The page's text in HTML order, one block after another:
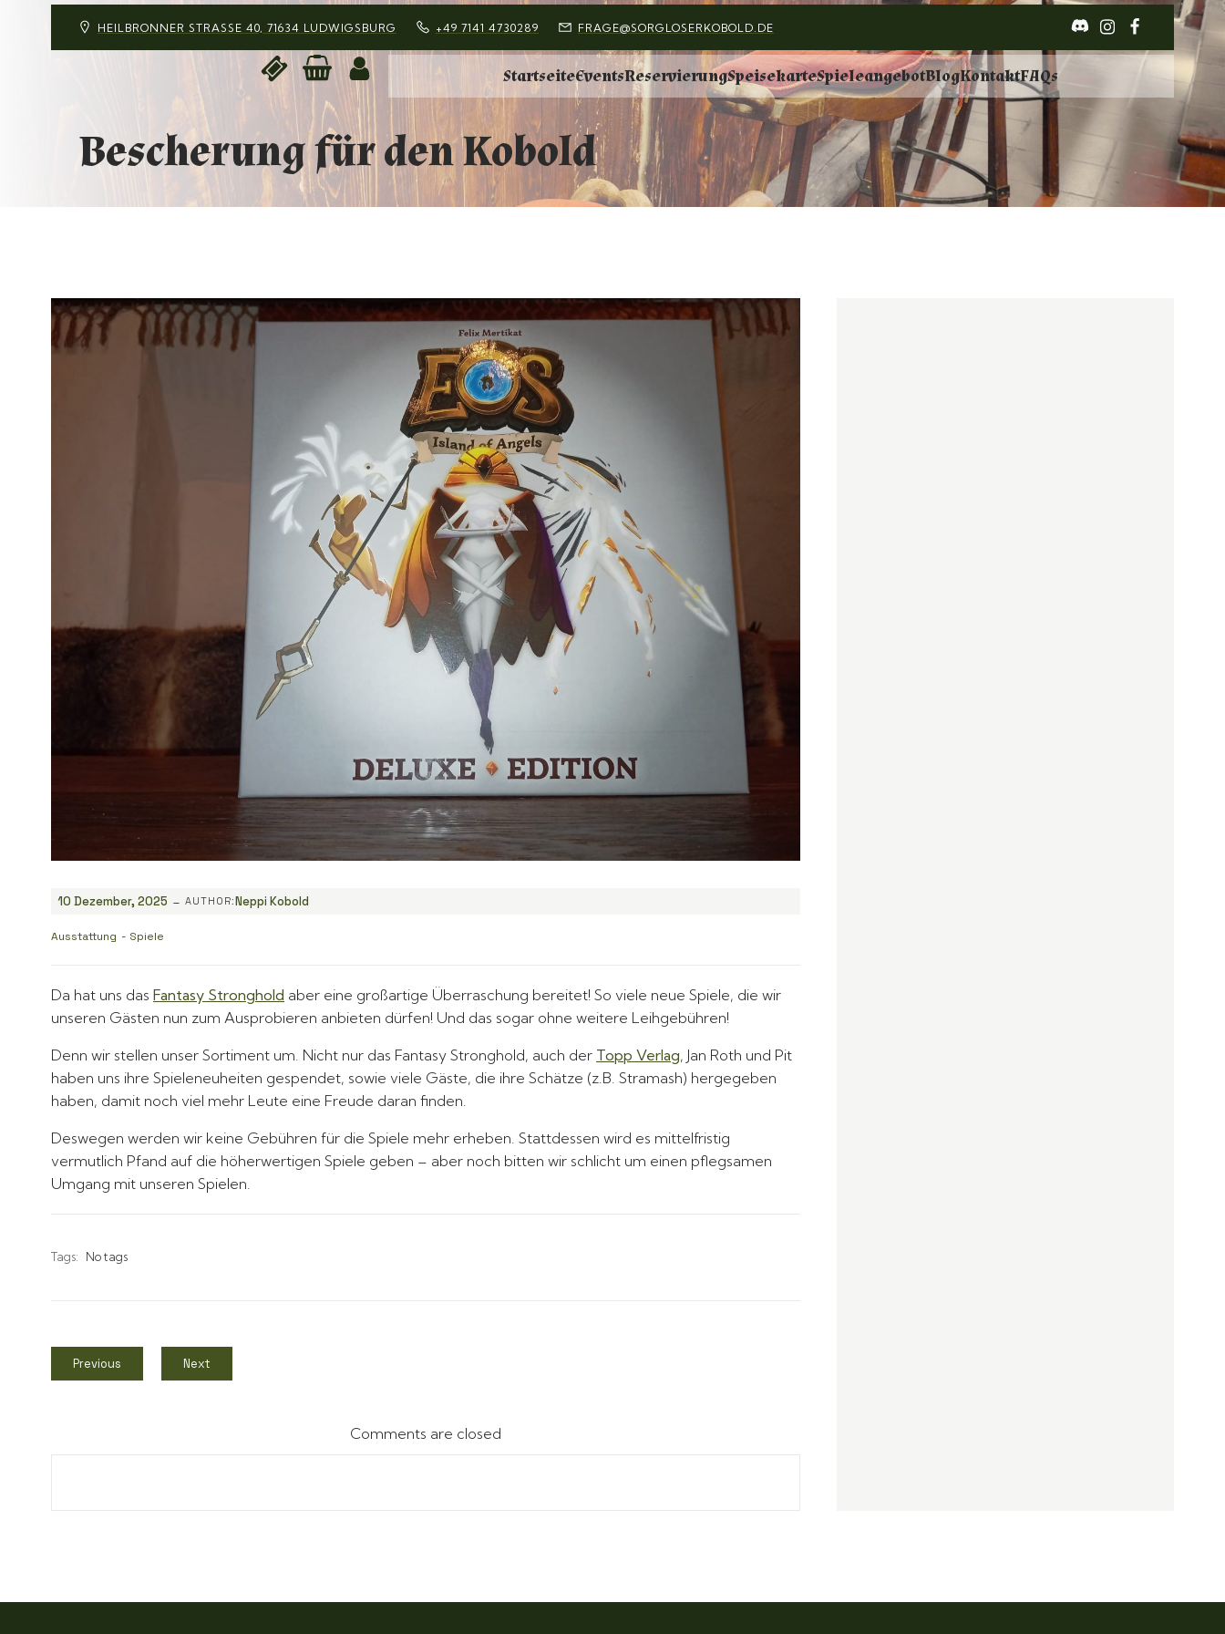
HEILBRONNER STRASSE 40, 71634 LUDWIGSBURG +49 7141 4730289 FRAGE@SORGLOSERKOBOLD.DE
StartseiteEventsReservierungSpeisekarteSpieleangebotBlogKontaktFAQs
Bescherung für den Kobold
10 Dezember, 2025 - AUTHOR:Neppi Kobold
Ausstattung - Spiele
Da hat uns das Fantasy Stronghold aber eine großartige Überraschung bereitet! So viele neue Spiele, die wir
unseren Gästen nun zum Ausprobieren anbieten dürfen! Und das sogar ohne weitere Leihgebühren!
Denn wir stellen unser Sortiment um. Nicht nur das Fantasy Stronghold, auch der Topp Verlag, Jan Roth und Pit
haben uns ihre Spieleneuheiten gespendet, sowie viele Gäste, die ihre Schätze (z.B. Stramash) hergegeben
haben, damit noch viel mehr Leute eine Freude daran finden.
Deswegen werden wir keine Gebühren für die Spiele mehr erheben. Stattdessen wird es mittelfristig
vermutlich Pfand auf die höherwertigen Spiele geben – aber noch bitten wir schlicht um einen pflegsamen
Umgang mit unseren Spielen.
Tags: No tags
Previous Next
Comments are closed